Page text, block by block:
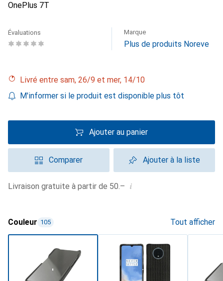
OnePlus 7T
Évaluations Marque
Plus de produits Noreve
Livré entre sam, 26/9 et mer, 14/10
M'informer si le produit est disponible plus tôt
Ajouter au panier
Comparer Ajouter à la liste
Livraison gratuite à partir de 50.– i
Couleur 105 Tout afficher